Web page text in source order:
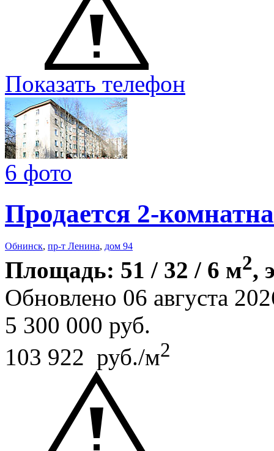
Показать телефон
6 фото
Продается 2-
Обнинск, пр-т Ленина, дом 94
Площадь: 51 / 32 / 6 м2,
Обновлено 06 августа
5 300 000 руб.
103 922 руб./м2